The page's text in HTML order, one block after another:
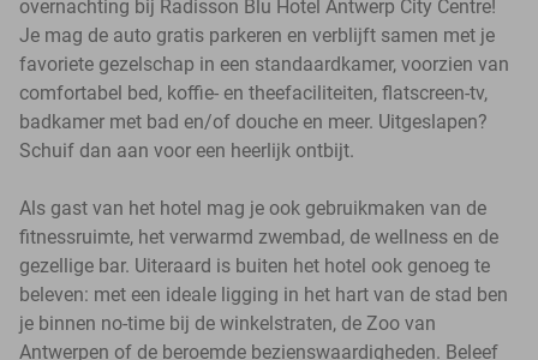
overnachting bij Radisson Blu Hotel Antwerp City Centre!
Je mag de auto gratis parkeren en verblijft samen met je
favoriete gezelschap in een standaardkamer, voorzien van
comfortabel bed, koffie- en theefaciliteiten, flatscreen-tv,
badkamer met bad en/of douche en meer. Uitgeslapen?
Schuif dan aan voor een heerlijk ontbijt.
Als gast van het hotel mag je ook gebruikmaken van de
fitnessruimte, het verwarmd zwembad, de wellness en de
gezellige bar. Uiteraard is buiten het hotel ook genoeg te
beleven: met een ideale ligging in het hart van de stad ben
je binnen no-time bij de winkelstraten, de Zoo van
Antwerpen of de beroemde bezienswaardigheden. Beleef